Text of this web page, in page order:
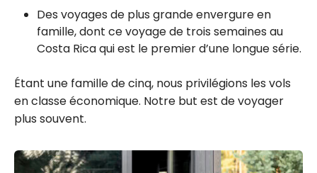
Des voyages de plus grande envergure en
famille, dont ce voyage de trois semaines au
Costa Rica qui est le premier d’une longue série.
Étant une famille de cinq, nous privilégions les vols
en classe économique. Notre but est de voyager
plus souvent.